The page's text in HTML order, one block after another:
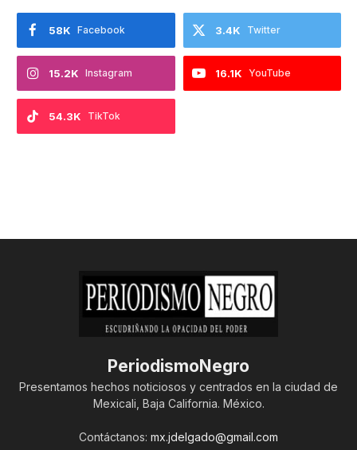
Facebook
58K Twitter
3.4K
Instagram
15.2K YouTube
16.1K
TikTok
54.3K
PeriodismoNegro
Presentamos hechos noticiosos y centrados en la ciudad de
Mexicali, Baja California. México.
Contáctanos: mx.jdelgado@gmail.com